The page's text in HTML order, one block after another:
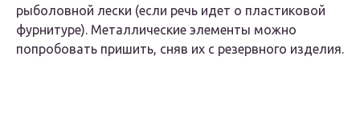
рыболовной лески (если речь идет о пластиковой
фурнитуре). Металлические элементы можно
попробовать пришить, сняв их с резервного изделия.